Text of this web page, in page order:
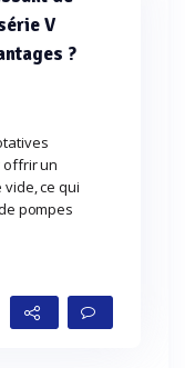
V
?
offrir un
ce qui
pompes